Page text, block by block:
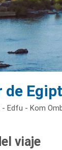
de
- Edfu - Kom
viaje